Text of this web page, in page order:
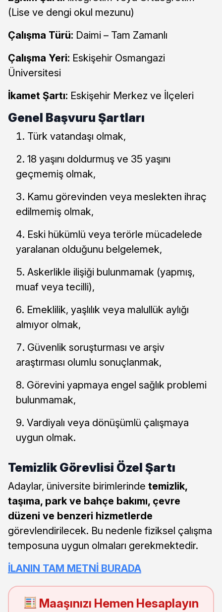
(Lise ve dengi okul mezunu)
Çalışma Türü: Daimi – Tam Zamanlı
Çalışma Yeri: Eskişehir Osmangazi
Üniversitesi
İkamet Şartı: Eskişehir Merkez ve İlçeleri
Genel Başvuru Şartları
Türk vatandaşı olmak,
18 yaşını doldurmuş ve 35 yaşını
geçmemiş olmak,
Kamu görevinden veya meslekten ihraç
edilmemiş olmak,
Eski hükümlü veya terörle mücadelede
yaralanan olduğunu belgelemek,
Askerlikle ilişiği bulunmamak (yapmış,
muaf veya tecilli),
Emeklilik, yaşlılık veya malullük aylığı
almıyor olmak,
Güvenlik soruşturması ve arşiv
araştırması olumlu sonuçlanmak,
Görevini yapmaya engel sağlık problemi
bulunmamak,
Vardiyalı veya dönüşümlü çalışmaya
uygun olmak.
Temizlik Görevlisi Özel Şartı
Adaylar, üniversite birimlerinde temizlik,
taşıma, park ve bahçe bakımı, çevre
düzeni ve benzeri hizmetlerde
görevlendirilecek. Bu nedenle fiziksel çalışma
temposuna uygun olmaları gerekmektedir.
İLANIN TAM METNİ BURADA
Maaşınızı Hemen Hesaplayın